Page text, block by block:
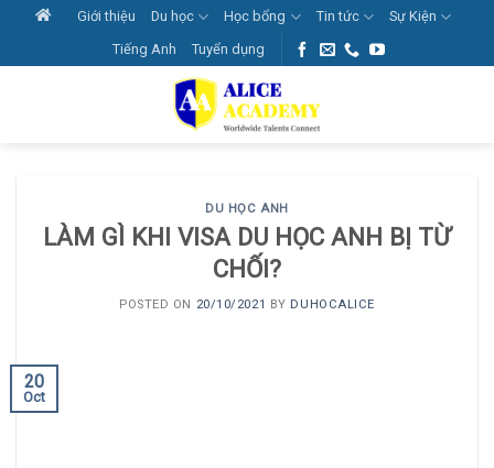
content
Giới thiệu Du học Học bổng Tin tức
Sự Kiện
Tiếng Anh
Tuyển dụng
DU HỌC ANH
LÀM GÌ KHI VISA DU HỌC ANH BỊ TỪ
CHỐI?
POSTED ON 20/10/2021 BY DUHOCALICE
20
Oct